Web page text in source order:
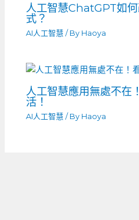
人工智慧ChatGPT如
式？
AI人工智慧 / By Haoya
人工智慧應用無處不在
活！
AI人工智慧 / By Haoya